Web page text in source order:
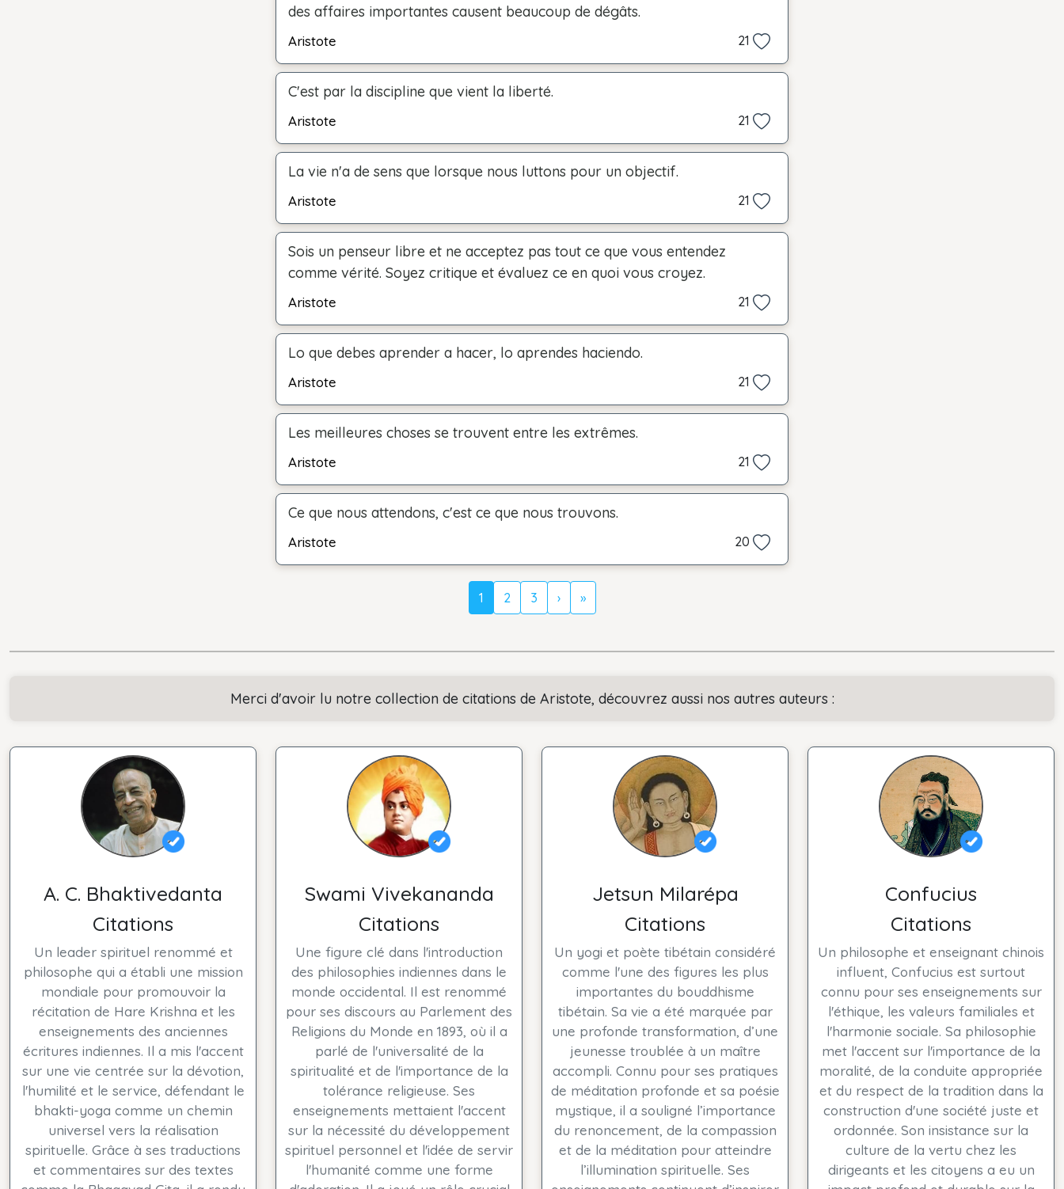
des affaires importantes causent beaucoup de dégâts.
Aristote 21
C'est par la discipline que vient la liberté.
Aristote 21
La vie n'a de sens que lorsque nous luttons pour un objectif.
Aristote 21
Sois un penseur libre et ne acceptez pas tout ce que vous entendez
comme vérité. Soyez critique et évaluez ce en quoi vous croyez.
Aristote 21
Lo que debes aprender a hacer, lo aprendes haciendo.
Aristote 21
Les meilleures choses se trouvent entre les extrêmes.
Aristote 21
Ce que nous attendons, c'est ce que nous trouvons.
Aristote 20
1 2 3 › »
Merci d'avoir lu notre collection de citations de Aristote, découvrez aussi nos autres auteurs :
A. C. Bhaktivedanta
Citations
Un leader spirituel renommé et
philosophe qui a établi une mission
mondiale pour promouvoir la
récitation de Hare Krishna et les
enseignements des anciennes
écritures indiennes. Il a mis l'accent
sur une vie centrée sur la dévotion,
l'humilité et le service, défendant le
bhakti-yoga comme un chemin
universel vers la réalisation
spirituelle. Grâce à ses traductions
et commentaires sur des textes
Swami Vivekananda
Citations
Une figure clé dans l'introduction
des philosophies indiennes dans le
monde occidental. Il est renommé
pour ses discours au Parlement des
Religions du Monde en 1893, où il a
parlé de l'universalité de la
spiritualité et de l'importance de la
tolérance religieuse. Ses
enseignements mettaient l'accent
sur la nécessité du développement
spirituel personnel et l'idée de servir
l'humanité comme une forme
Jetsun Milarépa
Citations
Un yogi et poète tibétain considéré
comme l'une des figures les plus
importantes du bouddhisme
tibétain. Sa vie a été marquée par
une profonde transformation, d’une
jeunesse troublée à un maître
accompli. Connu pour ses pratiques
de méditation profonde et sa poésie
mystique, il a souligné l’importance
du renoncement, de la compassion
et de la méditation pour atteindre
l’illumination spirituelle. Ses
Confucius
Citations
Un philosophe et enseignant chinois
influent, Confucius est surtout
connu pour ses enseignements sur
l'éthique, les valeurs familiales et
l'harmonie sociale. Sa philosophie
met l'accent sur l'importance de la
moralité, de la conduite appropriée
et du respect de la tradition dans la
construction d'une société juste et
ordonnée. Son insistance sur la
culture de la vertu chez les
dirigeants et les citoyens a eu un